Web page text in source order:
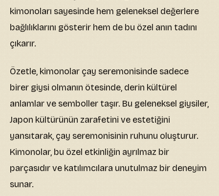
kimonoları sayesinde hem geleneksel değerlere
bağlılıklarını gösterir hem de bu özel anın tadını
çıkarır.
Özetle, kimonolar çay seremonisinde sadece
birer giysi olmanın ötesinde, derin kültürel
anlamlar ve semboller taşır. Bu geleneksel giysiler,
Japon kültürünün zarafetini ve estetiğini
yansıtarak, çay seremonisinin ruhunu oluşturur.
Kimonolar, bu özel etkinliğin ayrılmaz bir
parçasıdır ve katılımcılara unutulmaz bir deneyim
sunar.